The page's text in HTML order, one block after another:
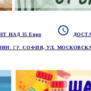
НАД 35 Евро
: ГР.СОФИЯ, УЛ. МОСКОВСКА